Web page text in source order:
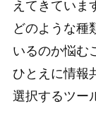
えてきていま
どのような種
いるのか悩む
ひとえに情報
選択するツー